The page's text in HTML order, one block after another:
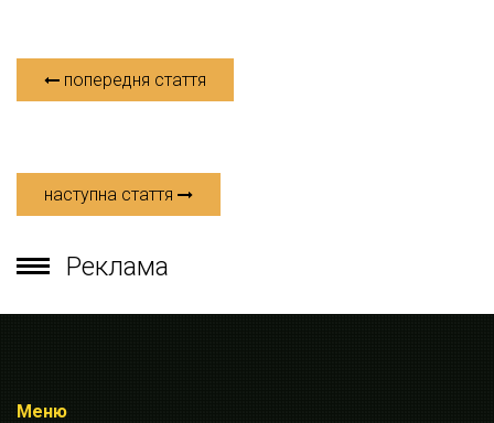
попередня стаття
наступна стаття
Реклама
Меню